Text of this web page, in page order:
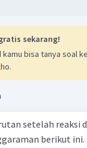
sekarang!
kamu bisa tanya soal
setelah reaksi
ini. 100 mL HBr ( a q )